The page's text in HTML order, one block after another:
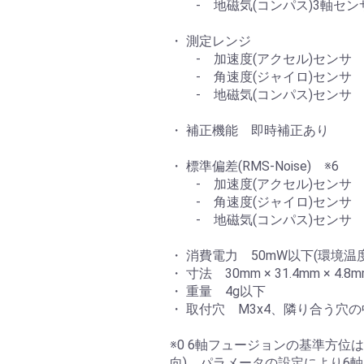
- 地磁気(コンパス)3軸セ
・ 測定レンジ
- 加速度(アクセル)セン
- 角速度(ジャイロ)センサ
- 地磁気(コンパス)セン
・ 補正機能 即時補正あり
・ 標準偏差(RMS-Noise) ※6
- 加速度(アクセル)センサ
- 角速度(ジャイロ)センサ
- 地磁気(コンパス)セン
・ 消費電力 50mW以下(環境温
・ 寸法 30mm × 31.4mm ×
・ 重量 4g以下
・ 取付穴 M3x4、隣り合う穴
※0 6軸フュージョンの基準方位